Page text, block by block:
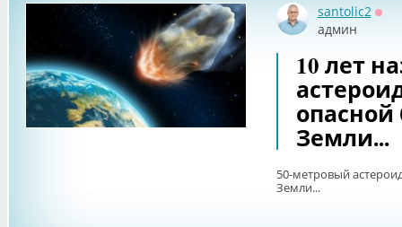
santolic2
админ
10 лет
опасной
Земли...
50-метровый
Земли...